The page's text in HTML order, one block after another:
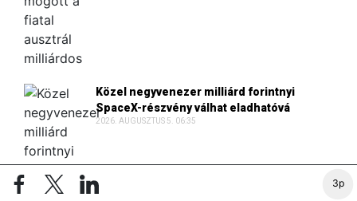
3p
Közel negyvenezer milliárd forintnyi
SpaceX-részvény válhat eladhatóvá
2026. AUGUSZTUS 5. 06:35